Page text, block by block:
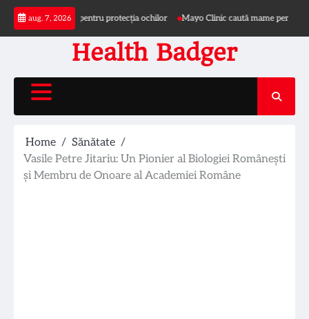
Skip
content
aug. 7, 2026
și pălărie pentru protecția ochilor Mayo Clinic caută mame pentru studiu
Health Badger
Home
Sănătate
Vasile Petre Jitariu: Un Pionier al Biologiei Românești
și Membru de Onoare al Academiei Române